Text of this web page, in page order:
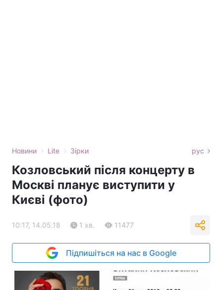
Новини › Lite › Зірки рус
Козловський після концерту в
Москві планує виступити у
Києві (фото)
10:17, 14.05.18 1 хв. 11477
Підпишіться на нас в Google